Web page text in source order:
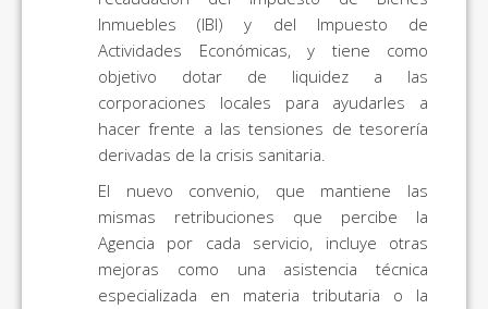
Inmuebles (IBI) y del Impuesto de
Actividades Económicas, y tiene como
objetivo dotar de liquidez a las
corporaciones locales para ayudarles a
hacer frente a las tensiones de tesorería
derivadas de la crisis sanitaria.
El nuevo convenio, que mantiene las
mismas retribuciones que percibe la
Agencia por cada servicio, incluye otras
mejoras como una asistencia técnica
especializada en materia tributaria o la